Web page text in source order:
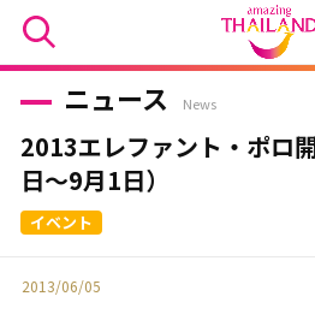
ニュース News
2013エレファント・ポロ
日～9月1日）
2013/06/05